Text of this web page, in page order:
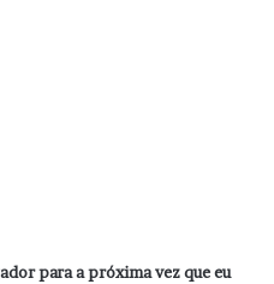
para a próxima vez que eu